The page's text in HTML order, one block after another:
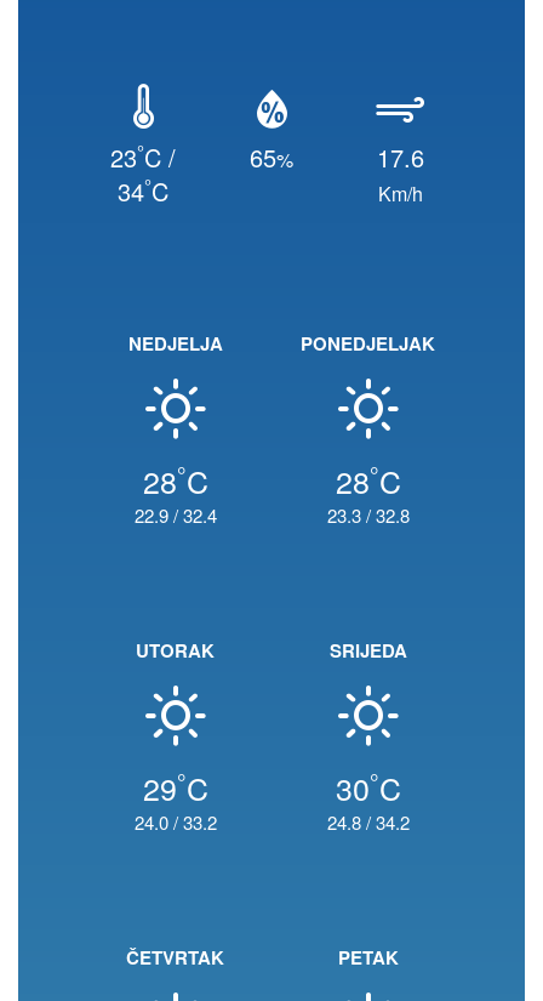
23°C /
34°C
65% 17.6
Km/h
NEDJELJA
28°C
22.9/32.4
PONEDJELJAK
28°C
23.3/32.8
UTORAK
29°C
24.0/33.2
SRIJEDA
30°C
24.8/34.2
ČETVRTAK PETAK